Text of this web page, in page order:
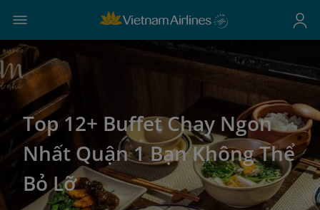
Top 12+ Buffet Chay Ngon
Nhất Quận 1 Bạn Không Thể
Bỏ Lỡ